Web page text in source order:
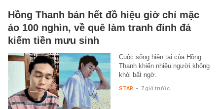
Hồng Thanh bán hết đồ hiệu giờ chỉ mặc
áo 100 nghìn, về quê làm tranh đính đá
kiếm tiền mưu sinh
Cuộc sống hiện tại của Hồng
Thanh khiến nhiều người không
khỏi bất ngờ.
STAR - 7 giờ trước